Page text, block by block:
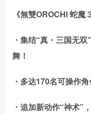
《無雙OROCHI 蛇魔
・集结“真・三国无
舞！
・多达170名可操作
・追加新动作“神术”